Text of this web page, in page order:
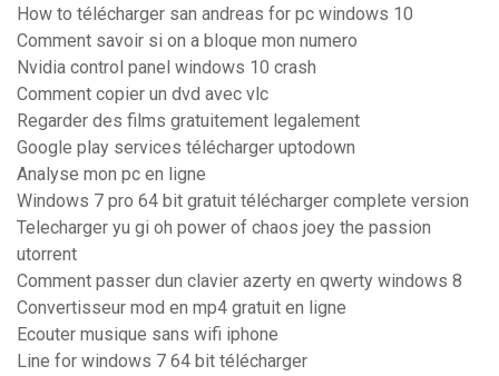
How to télécharger san andreas for pc windows 10
Comment savoir si on a bloque mon numero
Nvidia control panel windows 10 crash
Comment copier un dvd avec vlc
Regarder des films gratuitement legalement
Google play services télécharger uptodown
Analyse mon pc en ligne
Windows 7 pro 64 bit gratuit télécharger complete version
Telecharger yu gi oh power of chaos joey the passion
utorrent
Comment passer dun clavier azerty en qwerty windows 8
Convertisseur mod en mp4 gratuit en ligne
Ecouter musique sans wifi iphone
Line for windows 7 64 bit télécharger